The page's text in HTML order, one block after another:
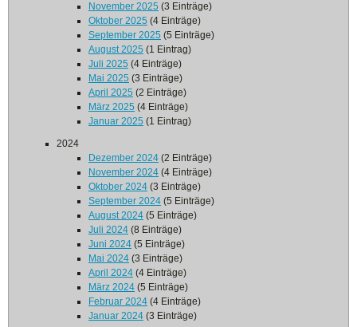
November 2025 (3 Einträge)
Oktober 2025 (4 Einträge)
September 2025 (5 Einträge)
August 2025 (1 Eintrag)
Juli 2025 (4 Einträge)
Mai 2025 (3 Einträge)
April 2025 (2 Einträge)
März 2025 (4 Einträge)
Januar 2025 (1 Eintrag)
2024
Dezember 2024 (2 Einträge)
November 2024 (4 Einträge)
Oktober 2024 (3 Einträge)
September 2024 (5 Einträge)
August 2024 (5 Einträge)
Juli 2024 (8 Einträge)
Juni 2024 (5 Einträge)
Mai 2024 (3 Einträge)
April 2024 (4 Einträge)
März 2024 (5 Einträge)
Februar 2024 (4 Einträge)
Januar 2024 (3 Einträge)